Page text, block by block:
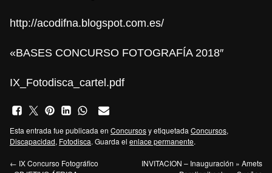
http://acodifna.blogspot.com.es/
«BASES CONCURSO FOTOGRAFÍA 2018″
IX_Fotodisca_cartel.pdf
Esta entrada fue publicada en Concursosy etiquetada Concursos,
Discapacidad, Fotodisca. Guarda el enlace permanente.
← IX Concurso Fotográfico
INVITACION – Inauguración » Amets